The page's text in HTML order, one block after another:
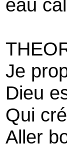
eau
Je
Dieu
Qui
Aller